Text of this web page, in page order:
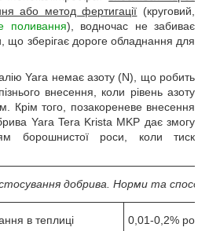
або метод фертигації (круговий,
поливання), водночас не забиває
що зберігає дороге обладнання для
Yara немає азоту (N), що робить
внесення, коли рівень азоту
Крім того, позакореневе внесення
Yara Tera Krista MKP дає змогу
борошнистої роси, коли тиск
добрива. Норми та
в теплиці 0,01-0,2%